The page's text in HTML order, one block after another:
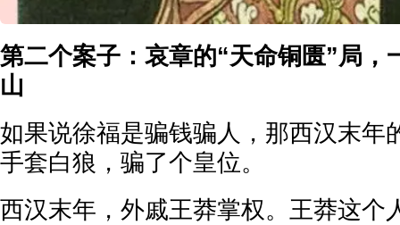
第二个案子：哀章的“天命铜匮”局，
山
如果说徐福是骗钱骗人，那西汉末年
手套白狼，骗了个皇位。
西汉末年，外戚王莽掌权。王莽这个